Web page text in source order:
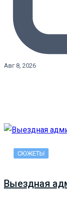
Авг 8, 2026
СЮЖЕТЫ
Выездная